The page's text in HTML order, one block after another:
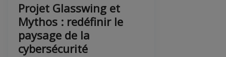
Projet Glasswing et
Mythos : redéfinir le
paysage de la
cybersécurité